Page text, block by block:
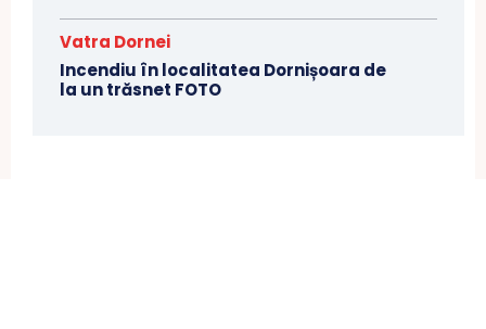
Vatra Dornei
Incendiu în localitatea Dornișoara de
la un trăsnet FOTO